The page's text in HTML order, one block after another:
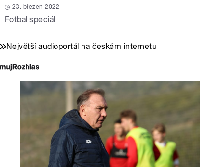
23. březen 2022
Fotbal speciál
Největší audioportál na českém internetu